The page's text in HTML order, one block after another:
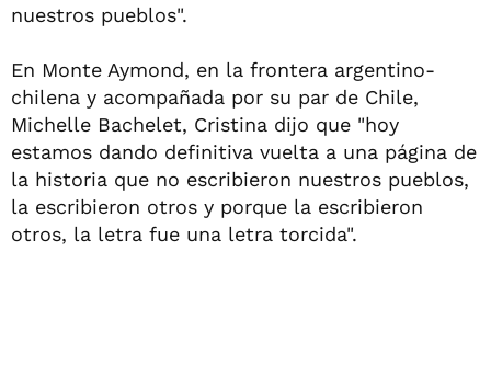
nuestros pueblos".
En Monte Aymond, en la frontera argentino-
chilena y acompañada por su par de Chile,
Michelle Bachelet, Cristina dijo que "hoy
estamos dando definitiva vuelta a una página de
la historia que no escribieron nuestros pueblos,
la escribieron otros y porque la escribieron
otros, la letra fue una letra torcida".